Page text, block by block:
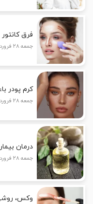
فرق
جمعه ۲۸ فروردین ۱۴۰۵
کرم پودر
جمعه ۲۸ فروردین ۱۴۰۵
درمان
جمعه ۲۸ فروردین ۱۴۰۵
وکس، روشی